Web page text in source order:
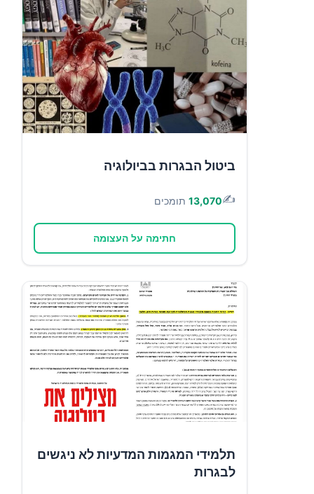
ביטול הבגרות בביולוגיה
✍️
13,070 תומכים
חתימה על העצומה
תלמידי המגמות המדעיות לא ניגשים
לבגרות